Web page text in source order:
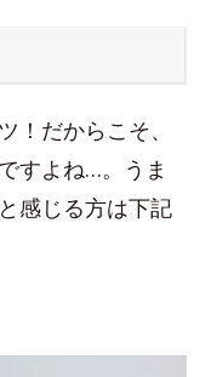
！だからこそ、
すよね…。うま
感じる方は下記